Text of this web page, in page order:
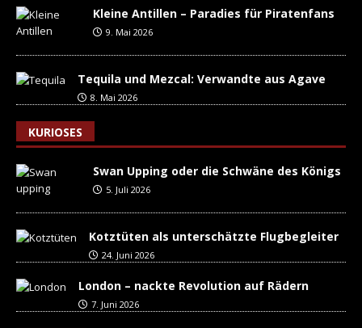
Kleine Antillen – Paradies für Piratenfans
9. Mai 2026
Tequila und Mezcal: Verwandte aus Agave
8. Mai 2026
KURIOSES
Swan Upping oder die Schwäne des Königs
5. Juli 2026
Kotztüten als unterschätzte Flugbegleiter
24. Juni 2026
London – nackte Revolution auf Rädern
7. Juni 2026